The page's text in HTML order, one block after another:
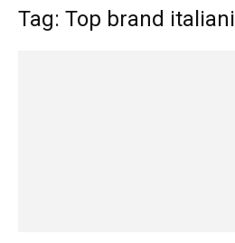
Tag: Top brand italiani